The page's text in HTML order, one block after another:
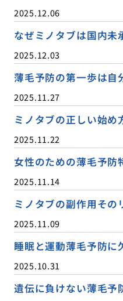
2025.12.06
なぜミノタブは国内未
2025.12.03
薄毛予防の第一歩は自
2025.11.27
ミノタブの正しい始め
2025.11.22
女性のための薄毛予防
2025.11.14
ミノタブの副作用その
2025.11.09
睡眠と運動薄毛予防に
2025.10.31
遺伝に負けない薄毛予